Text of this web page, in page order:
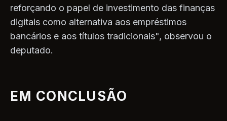
reforçando o papel de investimento das finanças
digitais como alternativa aos empréstimos
bancários e aos títulos tradicionais", observou o
deputado.
EM CONCLUSÃO